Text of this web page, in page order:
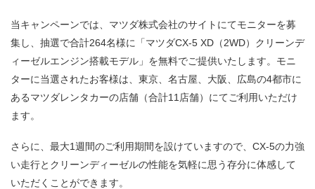
当キャンペーンでは、マツダ株式会社のサイトにてモニターを募
集し、抽選で合計264名様に「マツダCX-5 XD（2WD）クリーンデ
ィーゼルエンジン搭載モデル」を無料でご提供いたします。モニ
ターに当選されたお客様は、東京、名古屋、大阪、広島の4都市に
あるマツダレンタカーの店舗（合計11店舗）にてご利用いただけ
ます。
さらに、最大1週間のご利用期間を設けていますので、CX-5の力強
い走行とクリーンディーゼルの性能を気軽に思う存分に体感して
いただくことができます。